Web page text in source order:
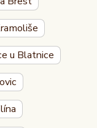
u Blatnice